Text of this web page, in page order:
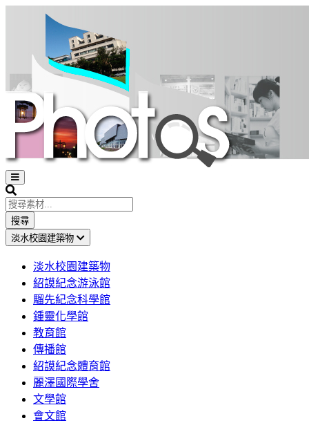
Open
sidebar
Search
搜尋
淡水校園建築物
淡水校園建築物
紹謨紀念游泳館
騮先紀念科學館
鍾靈化學館
教育館
傳播館
紹謨紀念體育館
麗澤國際學舍
文學館
會文館